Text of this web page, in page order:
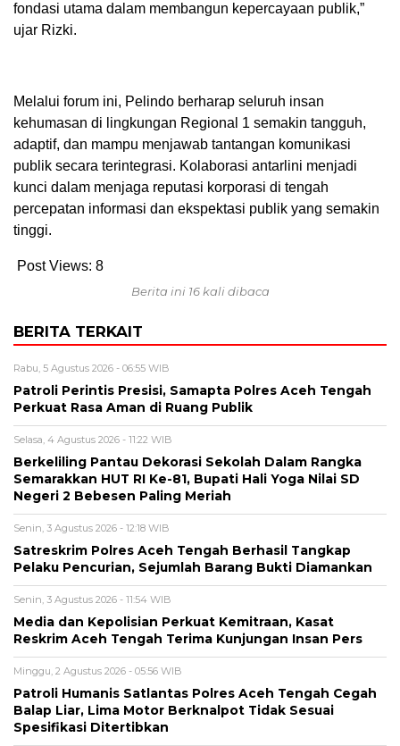
fondasi utama dalam membangun kepercayaan publik,”
ujar Rizki.
Melalui forum ini, Pelindo berharap seluruh insan
kehumasan di lingkungan Regional 1 semakin tangguh,
adaptif, dan mampu menjawab tantangan komunikasi
publik secara terintegrasi. Kolaborasi antarlini menjadi
kunci dalam menjaga reputasi korporasi di tengah
percepatan informasi dan ekspektasi publik yang semakin
tinggi.
Post Views: 8
Berita ini 16 kali dibaca
BERITA TERKAIT
Rabu, 5 Agustus 2026 - 06:55 WIB
Patroli Perintis Presisi, Samapta Polres Aceh Tengah
Perkuat Rasa Aman di Ruang Publik
Selasa, 4 Agustus 2026 - 11:22 WIB
Berkeliling Pantau Dekorasi Sekolah Dalam Rangka
Semarakkan HUT RI Ke-81, Bupati Hali Yoga Nilai SD
Negeri 2 Bebesen Paling Meriah
Senin, 3 Agustus 2026 - 12:18 WIB
Satreskrim Polres Aceh Tengah Berhasil Tangkap
Pelaku Pencurian, Sejumlah Barang Bukti Diamankan
Senin, 3 Agustus 2026 - 11:54 WIB
Media dan Kepolisian Perkuat Kemitraan, Kasat
Reskrim Aceh Tengah Terima Kunjungan Insan Pers
Minggu, 2 Agustus 2026 - 05:56 WIB
Patroli Humanis Satlantas Polres Aceh Tengah Cegah
Balap Liar, Lima Motor Berknalpot Tidak Sesuai
Spesifikasi Ditertibkan